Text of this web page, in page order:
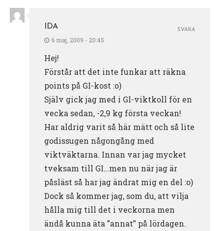
IDA
6 maj, 2009 - 20:45
Hej!
Förstår att det inte funkar att räkna
points på GI-kost :o)
Själv gick jag med i GI-viktkoll för en
vecka sedan, -2,9 kg första veckan!
Har aldrig varit så här mätt och så lite
godissugen någongång med
viktväktarna. Innan var jag mycket
tveksam till GI…men nu när jag är
påsläst så har jag ändrat mig en del :o)
Dock så kommer jag, som du, att vilja
hålla mig till det i veckorna men
ändå kunna äta ”annat” på lördagen.
SVARA